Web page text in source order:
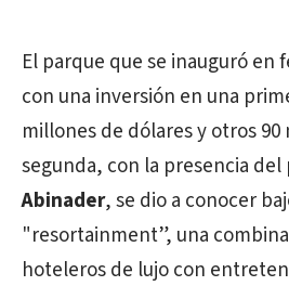
El parque que se inauguró en
con una inversión en una
millones de dólares y otros
segunda, con la presencia
Abinader, se dio a conocer
"resortainment”, una
hoteleros de lujo con